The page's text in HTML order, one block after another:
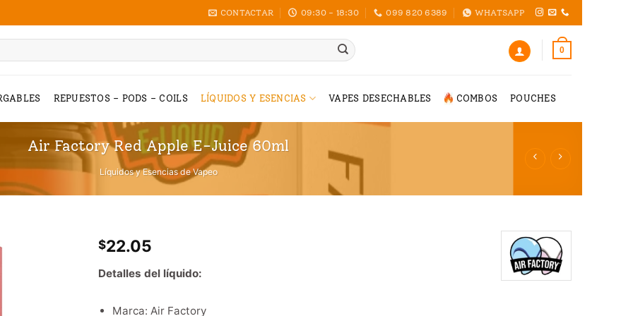
CONTACTAR 09:30 - 18:30 099 820 6389 WHATSAPP
0
REPUESTOS – PODS – COILS LÍQUIDOS Y ESENCIAS VAPES DESECHABLES COMBOS POUCHES
Air Factory Red Apple E-Juice 60ml
Líquidos y Esencias de Vapeo
$22.05
Detalles del líquido:
Marca: Air Factory